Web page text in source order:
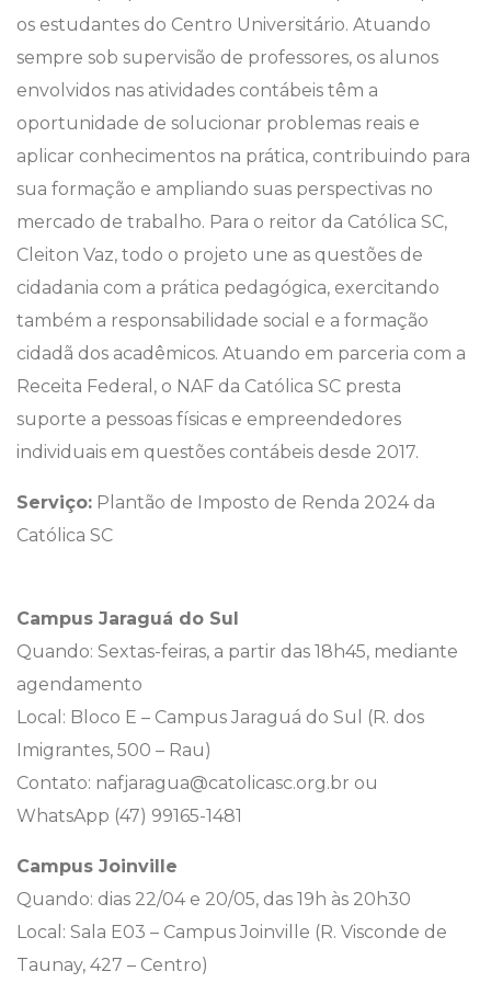
os estudantes do Centro Universitário. Atuando
sempre sob supervisão de professores, os alunos
envolvidos nas atividades contábeis têm a
oportunidade de solucionar problemas reais e
aplicar conhecimentos na prática, contribuindo para
sua formação e ampliando suas perspectivas no
mercado de trabalho. Para o reitor da Católica SC,
Cleiton Vaz, todo o projeto une as questões de
cidadania com a prática pedagógica, exercitando
também a responsabilidade social e a formação
cidadã dos acadêmicos. Atuando em parceria com a
Receita Federal, o NAF da Católica SC presta
suporte a pessoas físicas e empreendedores
individuais em questões contábeis desde 2017.
Serviço: Plantão de Imposto de Renda 2024 da
Católica SC
Campus Jaraguá do Sul
Quando: Sextas-feiras, a partir das 18h45, mediante
agendamento
Local: Bloco E – Campus Jaraguá do Sul (R. dos
Imigrantes, 500 – Rau)
Contato: nafjaragua@catolicasc.org.br ou
WhatsApp (47) 99165-1481
Campus Joinville
Quando: dias 22/04 e 20/05, das 19h às 20h30
Local: Sala E03 – Campus Joinville (R. Visconde de
Taunay, 427 – Centro)